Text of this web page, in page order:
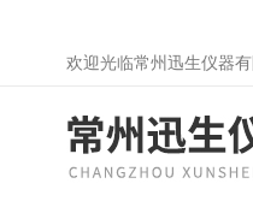
欢迎光临常州迅生仪器有